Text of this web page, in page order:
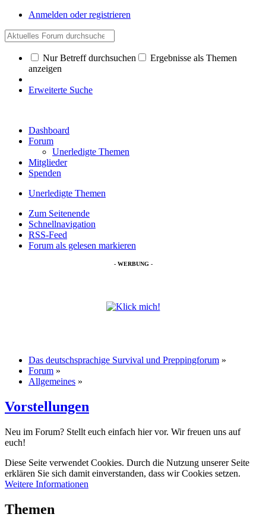
Anmelden oder registrieren
Nur Betreff durchsuchen
Ergebnisse als Themen
anzeigen
Erweiterte Suche
Dashboard
Forum
Unerledigte Themen
Mitglieder
Spenden
Unerledigte Themen
Zum Seitenende
Schnellnavigation
RSS-Feed
Forum als gelesen markieren
- WERBUNG -
Das deutschsprachige Survival und Preppingforum »
Forum »
Allgemeines »
Vorstellungen
Neu im Forum? Stellt euch einfach hier vor. Wir freuen uns auf
euch!
Diese Seite verwendet Cookies. Durch die Nutzung unserer Seite
erklären Sie sich damit einverstanden, dass wir Cookies setzen.
Weitere Informationen
Themen